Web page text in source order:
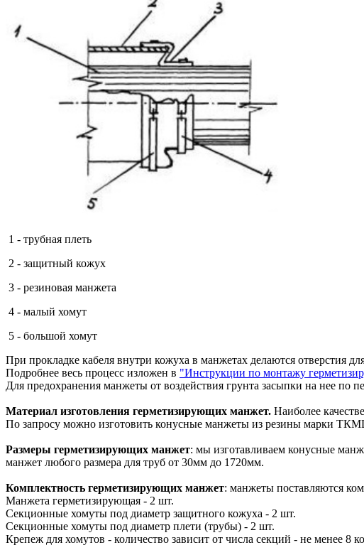
1 - трубная плеть
2 - защитный кожух
3 - резиновая манжета
4 - малый хомут
5 - большой хомут
При прокладке кабеля внутри кожуха в манжетах делаются отверстия
Подробнее весь процесс изложен в "Инструкции по монтажу
Для предохранения манжеты от воздействия грунта засыпки на нее
Материал изготовления герметизирующих манжет. Наиболее
По запросу можно изготовить конусные манжеты из резины марки
Размеры герметизирующих манжет: мы изготавливаем конусные
манжет любого размера для труб от 30мм до 1720мм.
Комплектность герметизирующих манжет: манжеты поставляются
Манжета герметизирующая - 2 шт.
Секционные хомуты под диаметр защитного кожуха - 2 шт.
Секционные хомуты под диаметр плети (трубы) - 2 шт.
Крепеж для хомутов - количество зависит от числа секций - не менее 8